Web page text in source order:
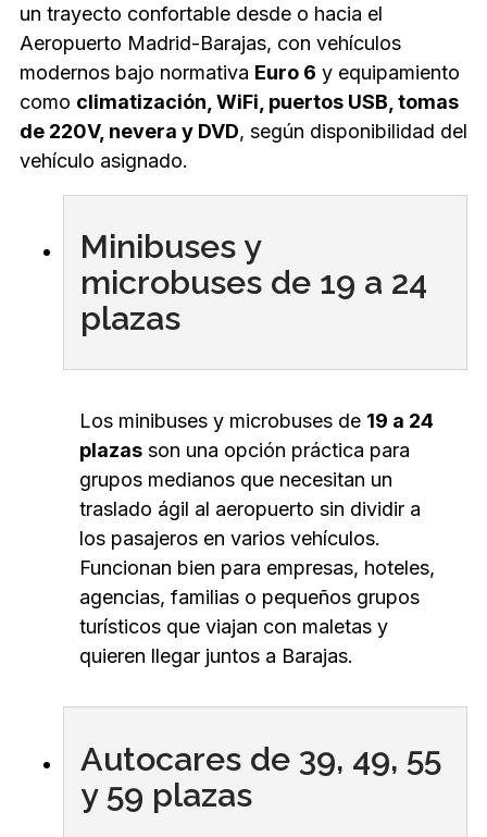
un trayecto confortable desde o hacia el
Aeropuerto Madrid-Barajas, con vehículos
modernos bajo normativa Euro 6 y equipamiento
como climatización, WiFi, puertos USB, tomas
de 220V, nevera y DVD, según disponibilidad del
vehículo asignado.
Minibuses y
microbuses de 19 a 24
plazas
Los minibuses y microbuses de 19 a 24
plazas son una opción práctica para
grupos medianos que necesitan un
traslado ágil al aeropuerto sin dividir a
los pasajeros en varios vehículos.
Funcionan bien para empresas, hoteles,
agencias, familias o pequeños grupos
turísticos que viajan con maletas y
quieren llegar juntos a Barajas.
Autocares de 39, 49, 55
y 59 plazas